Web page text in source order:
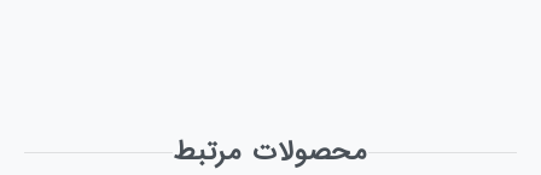
محصولات مرتبط